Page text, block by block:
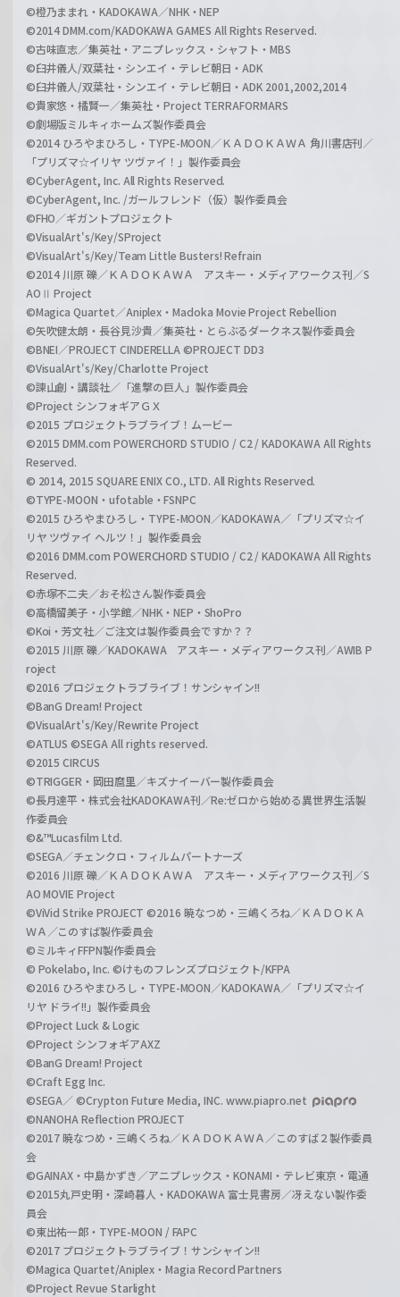
©橙乃ままれ・KADOKAWA／NHK・NEP
©2014 DMM.com/KADOKAWA GAMES All Rights Reserved.
©古味直志／集英社・アニプレックス・シャフト・MBS
©臼井儀人/双葉社・シンエイ・テレビ朝日・ADK
©臼井儀人/双葉社・シンエイ・テレビ朝日・ADK 2001,2002,2014
©貴家悠・橘賢一／集英社・Project TERRAFORMARS
©劇場版ミルキィホームズ製作委員会
©2014 ひろやまひろし・TYPE-MOON／ＫＡＤＯＫＡＷＡ 角川書店刊／
「プリズマ☆イリヤ ツヴァイ！」製作委員会
©CyberAgent, Inc. All Rights Reserved.
©CyberAgent, Inc. /ガールフレンド（仮）製作委員会
©FHO／ギガントプロジェクト
©VisualArt's/Key/SProject
©VisualArt's/Key/Team Little Busters! Refrain
©2014 川原 礫／ＫＡＤＯＫＡＷＡ アスキー・メディアワークス刊／S
AOⅡ Project
©Magica Quartet／Aniplex・Madoka Movie Project Rebellion
©矢吹健太朗・長谷見沙貴／集英社・とらぶるダークネス製作委員会
©BNEI／PROJECT CINDERELLA ©PROJECT DD3
©VisualArt's/Key/Charlotte Project
©諫山創・講談社／「進撃の巨人」製作委員会
©Project シンフォギアＧＸ
©2015 プロジェクトラブライブ！ムービー
©2015 DMM.com POWERCHORD STUDIO / C2 / KADOKAWA All Rights
Reserved.
© 2014, 2015 SQUARE ENIX CO., LTD. All Rights Reserved.
©TYPE-MOON・ufotable・FSNPC
©2015 ひろやまひろし・TYPE-MOON／KADOKAWA／「プリズマ☆イ
リヤ ツヴァイ ヘルツ！」製作委員会
©2016 DMM.com POWERCHORD STUDIO / C2 / KADOKAWA All Rights
Reserved.
©赤塚不二夫／おそ松さん製作委員会
©高橋留美子・小学館／NHK・NEP・ShoPro
©Koi・芳文社／ご注文は製作委員会ですか？？
©2015 川原 礫／KADOKAWA アスキー・メディアワークス刊／AWIB P
roject
©2016 プロジェクトラブライブ！サンシャイン!!
©BanG Dream! Project
©VisualArt's/Key/Rewrite Project
©ATLUS ©SEGA All rights reserved.
©2015 CIRCUS
©TRIGGER・岡田麿里／キズナイーバー製作委員会
©長月達平・株式会社KADOKAWA刊／Re:ゼロから始める異世界生活製
作委員会
©&™Lucasfilm Ltd.
©SEGA／チェンクロ・フィルムパートナーズ
©2016 川原 礫／ＫＡＤＯＫＡＷＡ アスキー・メディアワークス刊／S
AO MOVIE Project
©ViVid Strike PROJECT ©2016 暁なつめ・三嶋くろね／ＫＡＤＯＫＡ
ＷＡ／このすば製作委員会
©ミルキィFFPN製作委員会
© Pokelabo, Inc. ©けものフレンズプロジェクト/KFPA
©2016 ひろやまひろし・TYPE-MOON／KADOKAWA／「プリズマ☆イ
リヤ ドライ!!」製作委員会
©Project Luck & Logic
©Project シンフォギアAXZ
©BanG Dream! Project
©Craft Egg Inc.
©SEGA／ ©Crypton Future Media, INC. www.piapro.net
©NANOHA Reflection PROJECT
©2017 暁なつめ・三嶋くろね／ＫＡＤＯＫＡＷＡ／このすば２製作委員
会
©GAINAX・中島かずき／アニプレックス・KONAMI・テレビ東京・電通
©2015丸戸史明・深崎暮人・KADOKAWA 富士見書房／冴えない製作委
員会
©東出祐一郎・TYPE-MOON / FAPC
©2017 プロジェクトラブライブ！サンシャイン!!
©Magica Quartet/Aniplex・Magia Record Partners
©Project Revue Starlight